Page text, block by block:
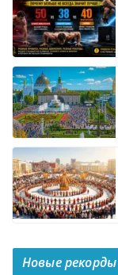
Новые рекорды